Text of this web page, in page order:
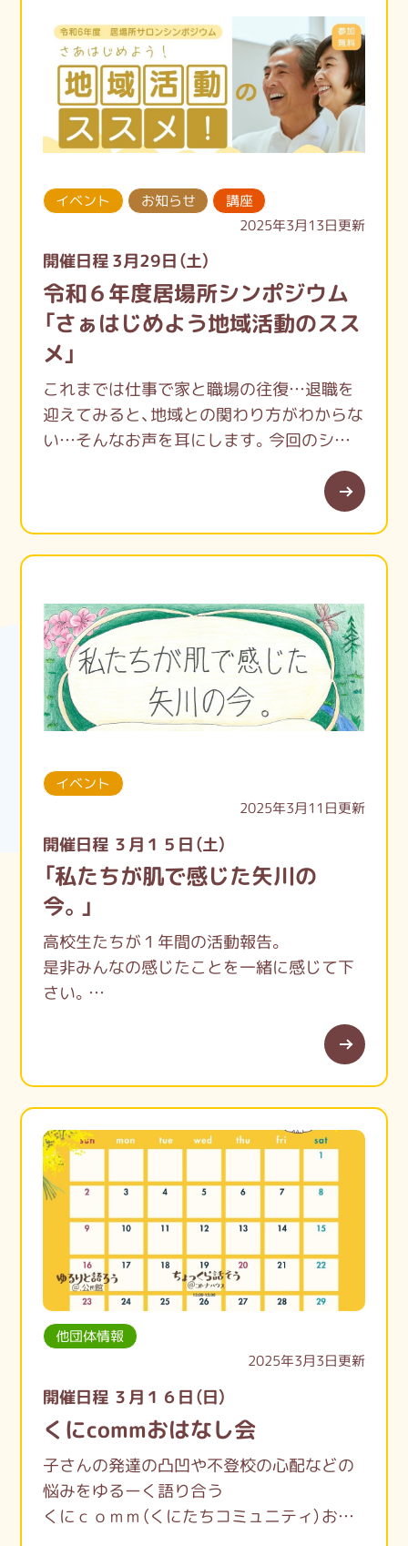
国立市ボランティアセンター
開館時間：月曜日～金曜日 9:00～17:00
イベント お知らせ
講座
2025年3月13日更新
開催日程 3月29日（土）
令和６年度居場所シンポジウム
「さぁはじめよう地域活動のスス
メ」
これまでは仕事で家と職場の往復…退職を
迎えてみると、地域との関わり方がわからな
い…そんなお声を耳にします。今回のシン
ポジウムでは、退職後の居場所運営・参加に
焦点を当てて、世田谷区の事例紹介も交え、
地域の中で居場所等の立ち上げ方やその必
要性について講演いただきます。また、三鷹
や、地域活動に参加されたきっかけをお話し
いただきます。講演を聞いて、地域活動への
一歩を踏み出してみませんか？
イベント
2025年3月11日更新
開催日程 ３月１５日（土）
「私たちが肌で感じた矢川の
今。」
高校生たちが１年間の活動報告。
是非みんなの感じたことを一緒に感じて下
さい。
他団体情報
2025年3月3日更新
開催日程 ３月１６日（日）
くにcommおはなし会
子さんの発達の凸凹や不登校の心配などの
悩みをゆるーく語り合う
くにｃｏｍｍ（くにたちコミュニティ）おは